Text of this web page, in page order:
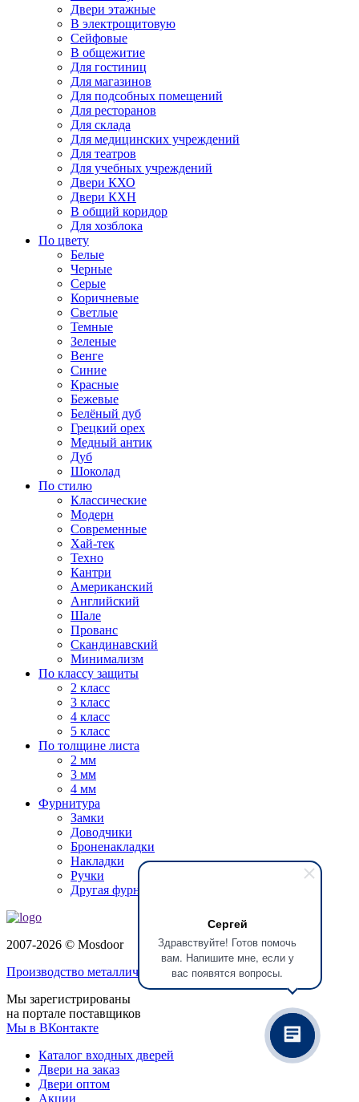
Сергей
Здравствуйте! Готов помочь
вам. Напишите мне, если у
вас появятся вопросы.
Двери этажные
В электрощитовую
Сейфовые
В общежитие
Для гостиниц
Для магазинов
Для подсобных помещений
Для ресторанов
Для склада
Для медицинских учреждений
Для театров
Для учебных учреждений
Двери КХО
Двери КХН
В общий коридор
Для хозблока
По цвету
Белые
Черные
Серые
Коричневые
Светлые
Темные
Зеленые
Венге
Синие
Красные
Бежевые
Белёный дуб
Грецкий орех
Медный антик
Дуб
Шоколад
По стилю
Классические
Модерн
Современные
Хай-тек
Техно
Кантри
Американский
Английский
Шале
Прованс
Скандинавский
Минимализм
По классу защиты
2 класс
3 класс
4 класс
5 класс
По толщине листа
2 мм
3 мм
4 мм
Фурнитура
Замки
Доводчики
Броненакладки
Накладки
Ручки
Другая фурнитура
2007-2026 © Mosdoor
Производство металлических дверей
Мы зарегистрированы
на портале поставщиков
Мы в ВКонтакте
Каталог входных дверей
Двери на заказ
Двери оптом
Акции